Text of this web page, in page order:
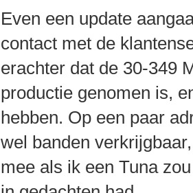
Even een update
contact met de
erachter dat de 30-349
productie genomen is,
hebben. Op een paar
wel banden
mee als ik een Tuna